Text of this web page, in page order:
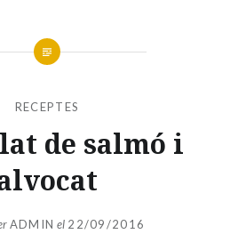
RECEPTES
de salmó i
ADMIN el 22/09/2016